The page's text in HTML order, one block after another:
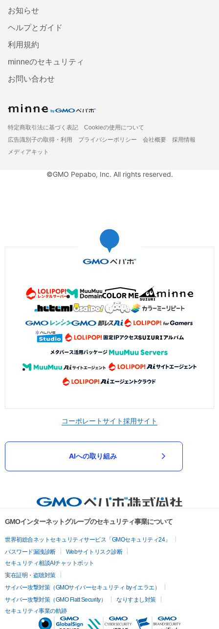
お知らせ
ヘルプとガイド
利用規約
minneのセキュリティ
お問い合わせ
特定商取引法に基づく表記
Cookieの使用について
広告識別子の取得・利用
プライバシーポリシー 会社概要
採用情報
メディアキット
©GMO Pepabo, Inc. All rights reserved.
コーポレートサイト採用サイト
AIへの取り組み
GMOインターネットグループのセキュリティ事業について
世界初総合ネットセキュリティサービス「GMOセキュリティ24」
パスワード漏洩診断
Webサイトリスク診断
セキュリティ相談AIチャットボット
実在証明・盗聴対策
サイバー攻撃対策（GMOサイバーセキュリティ byイエラエ）
サイバー攻撃対策（GMO Flatt Security）
なりすまし対策
セキュリティ事業の軌跡